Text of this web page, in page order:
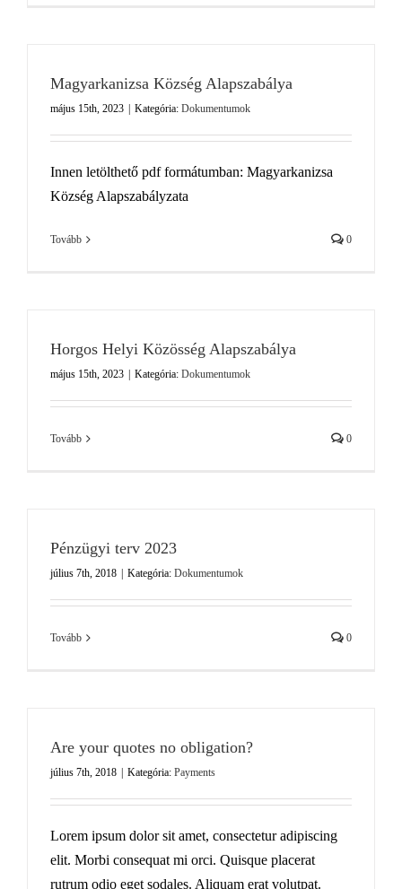
Magyarkanizsa Község Alapszabálya
május 15th, 2023 Kategória: Dokumentumok
Innen letölthető pdf formátumban: Magyarkanizsa
Község Alapszabályzata
Tovább 0
Horgos Helyi Közösség Alapszabálya
május 15th, 2023 Kategória: Dokumentumok
Tovább 0
Pénzügyi terv 2023
július 7th, 2018 Kategória: Dokumentumok
Tovább 0
Are your quotes no obligation?
július 7th, 2018 Kategória: Payments
Lorem ipsum dolor sit amet, consectetur adipiscing
elit. Morbi consequat mi orci. Quisque placerat
rutrum odio eget sodales. Aliquam erat volutpat.